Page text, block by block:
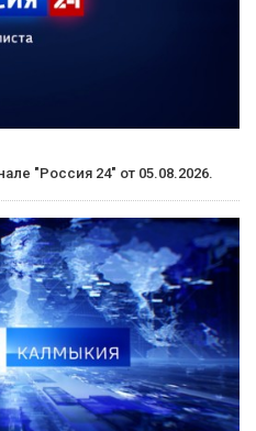
"Россия 24" от 05.08.2026.